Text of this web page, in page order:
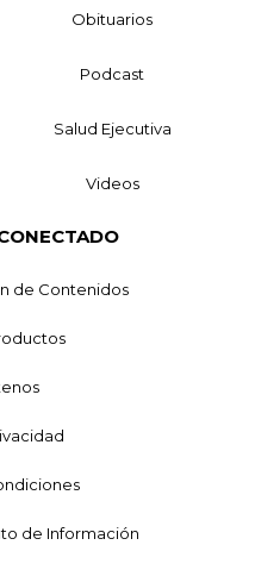
Obituarios
Podcast
Salud Ejecutiva
Videos
de Contenidos
de Información